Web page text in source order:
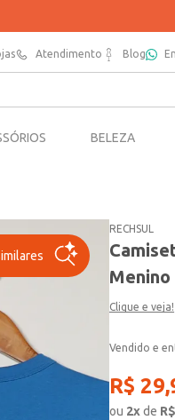
Atendimento Blog
BELEZA
RECHSUL
Menino
Clique e veja!
R$ 29,
ou 2xde R$